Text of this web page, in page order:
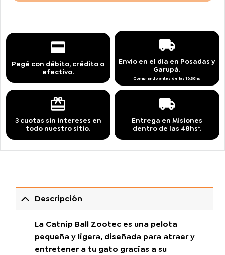
Pagá con débito, crédito o
efectivo.
Envío en el día en Posadas y
Garupá.
Comprando antes de las 16:30hs
3 cuotas sin intereses en
todo nuestro sitio.
Entrega en Misiones
dentro de las 48hs*.
Descripción
La Catnip Ball Zootec es una pelota
pequeña y ligera, diseñada para atraer y
entretener a tu gato gracias a su